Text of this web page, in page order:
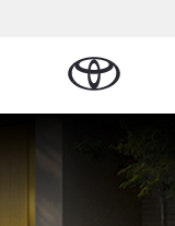
brochure aan
Schade melden
Werkplaatsafspraak